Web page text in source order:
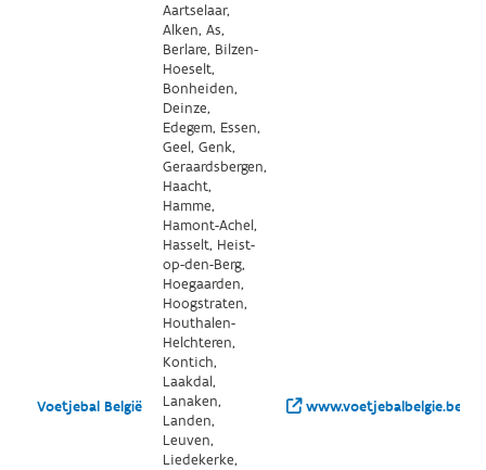
Voetjebal België
Aartselaar,
Alken, As,
Berlare, Bilzen-
Hoeselt,
Bonheiden,
Deinze,
Edegem, Essen,
Geel, Genk,
Geraardsbergen,
Haacht,
Hamme,
Hamont-Achel,
Hasselt, Heist-
op-den-Berg,
Hoegaarden,
Hoogstraten,
Houthalen-
Helchteren,
Kontich,
Laakdal,
Lanaken,
Landen,
Leuven,
Liedekerke,
www.voetjebalbelgie.be/